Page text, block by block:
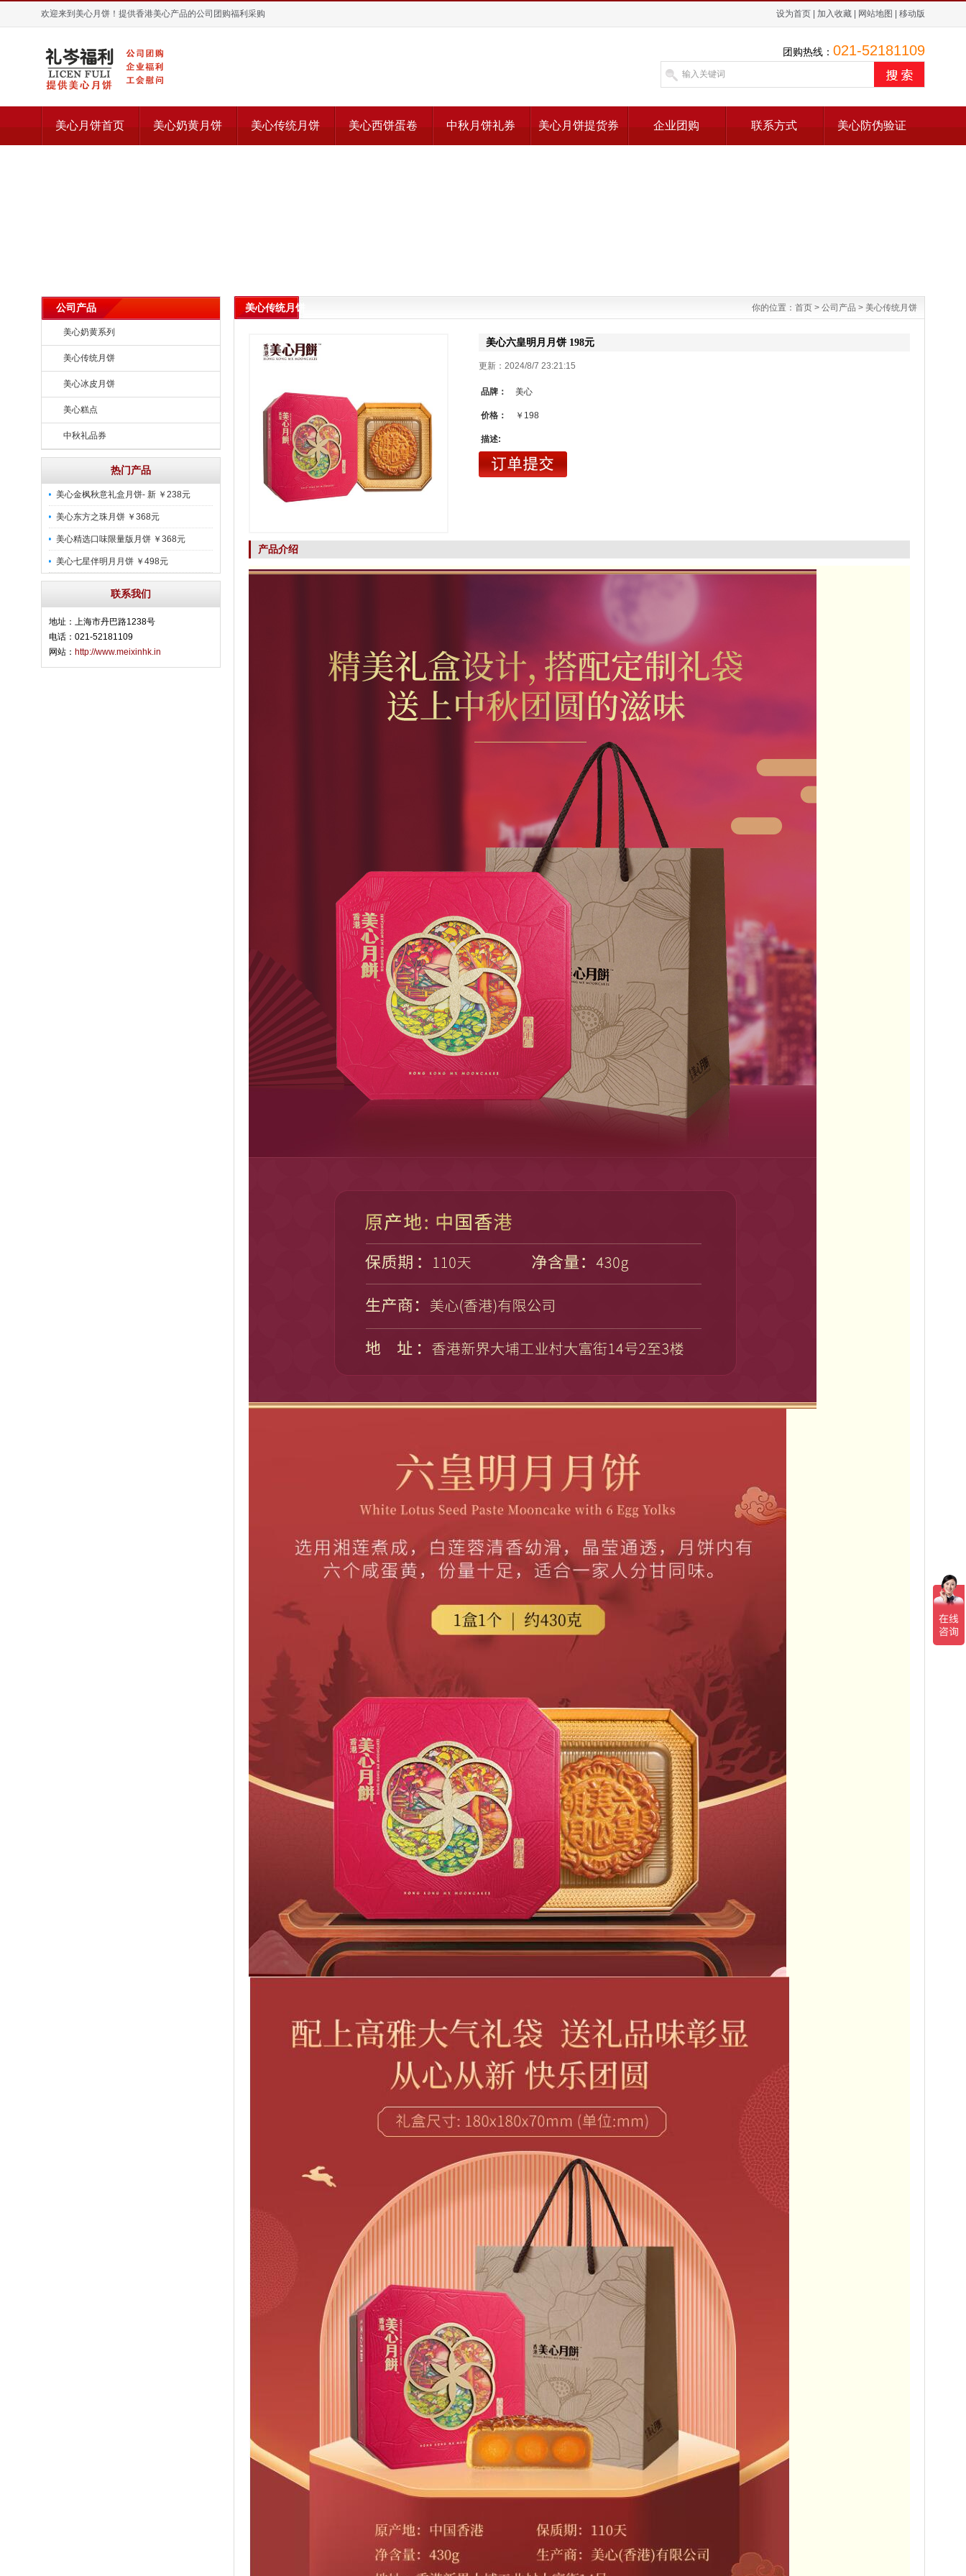
欢迎来到美心月饼！提供香港美心产品的公司团购福利采购 设为首页 加入收藏 网站地图 移动版
团购热线： 021-52181109
美心月饼首页 美心奶黄月饼 美心传统月饼 美心西饼蛋卷 中秋月饼礼券 美心月饼提货券 企业团购 联系方式 美心防伪验证
公司产品
美心奶黄系列
美心传统月饼
美心冰皮月饼
美心糕点
中秋礼品券
热门产品
美心金枫秋意礼盒月饼- 新 ￥238元
美心东方之珠月饼 ￥368元
美心精选口味限量版月饼 ￥368元
美心七星伴明月月饼 ￥498元
联系我们
地址：上海市丹巴路1238号
电话：021-52181109
网站： http://www.meixinhk.in
美心传统月饼 你的位置： 首页 > 公司产品 > 美心传统月饼
美心六皇明月月饼 198元
更新：2024/8/7 23:21:15
品牌： 美心
价格： ￥198
描述:
产品介绍